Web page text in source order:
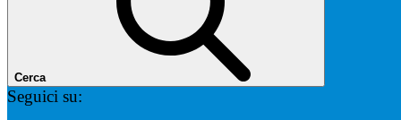
Cerca
Seguici su: